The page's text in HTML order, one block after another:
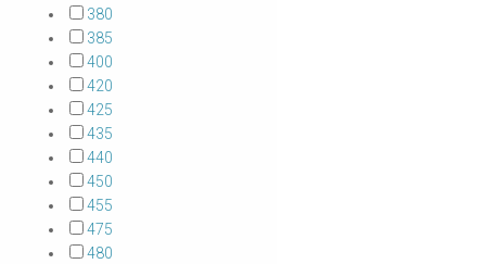
380
385
400
420
425
435
440
450
455
475
480